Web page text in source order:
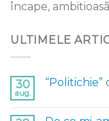
încape,
ULTIMELE
30
aug.
“Politichie”